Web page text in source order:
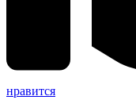
нравится